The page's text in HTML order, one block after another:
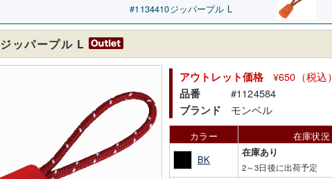
1134410ジッパープル L
ジッパープル L
アウトレット価格 ¥650（税込）
品番 #1124584
ブランド モンベル
カラー 在庫状況
BK
在庫あり
2～3日後に出荷予定